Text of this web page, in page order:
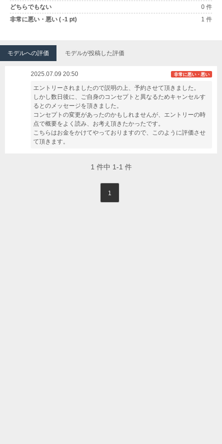
どちらでもない
0 件
非常に悪い・悪い ( -1 pt)
1 件
モデルへの評価 モデルが投稿した評価
2025.07.09 20:50 非常に悪い・悪い
エントリーされましたので説明の上、予約させて頂きました。
しかし数日後に、ご自身のコンセプトと異なるためキャンセルす
るとのメッセージを頂きました。
コンセプトの変更があったのかもしれませんが、エントリーの時
点で概要をよく読み、お考え頂きたかったです。
こちらはお金をかけてやっておりますので、このように評価させ
て頂きます。
1 件中 1-1 件
1